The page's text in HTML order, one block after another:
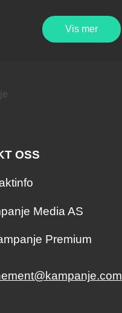
Vis mer
OSS
Media AS
Premium